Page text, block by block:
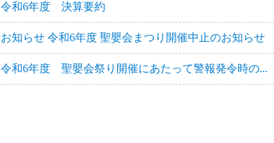
令和6年度 決算要約
お知らせ 令和6年度 聖嬰会まつり開催中止のお知らせ
令和6年度 聖嬰会祭り開催にあたって警報発令時の...